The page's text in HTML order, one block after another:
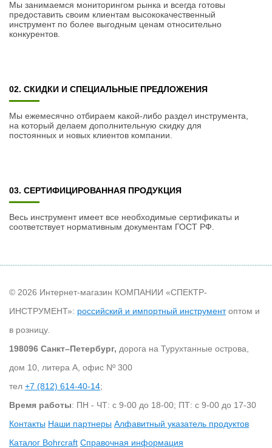
Мы занимаемся мониторингом рынка и всегда готовы
предоставить своим клиентам высококачественный
инструмент по более выгодным ценам относительно
конкурентов.
02. СКИДКИ И СПЕЦИАЛЬНЫЕ ПРЕДЛОЖЕНИЯ
Мы ежемесячно отбираем какой-либо раздел инструмента,
на который делаем дополнительную скидку для
постоянных и новых клиентов компании.
03. СЕРТИФИЦИРОВАННАЯ ПРОДУКЦИЯ
Весь инструмент имеет все необходимые сертификаты и
соответствует нормативным документам ГОСТ РФ.
© 2026 Интернет-магазин КОМПАНИИ «СПЕКТР-
ИНСТРУМЕНТ»: российский и импортный инструментоптом и
в розницу.
198096 Санкт–Петербург, дорога на Турухтанные острова,
дом 10, литера А, офис Nº 300
тел +7 (812) 614-40-14;
Время работы: ПН - ЧТ: с 9-00 до 18-00; ПТ: с 9-00 до 17-30
Контакты Наши партнеры Алфавитный указатель продуктов
Каталог Bohrcraft Справочная информация